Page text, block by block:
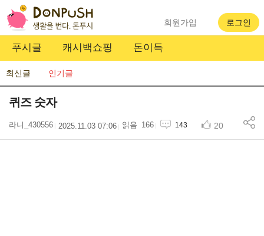
푸시글 캐시백쇼핑 돈이득
회원가입 로그인
최신글 인기글
퀴즈 숫자
라니_430556 2025.11.03 07:06 166 143 20